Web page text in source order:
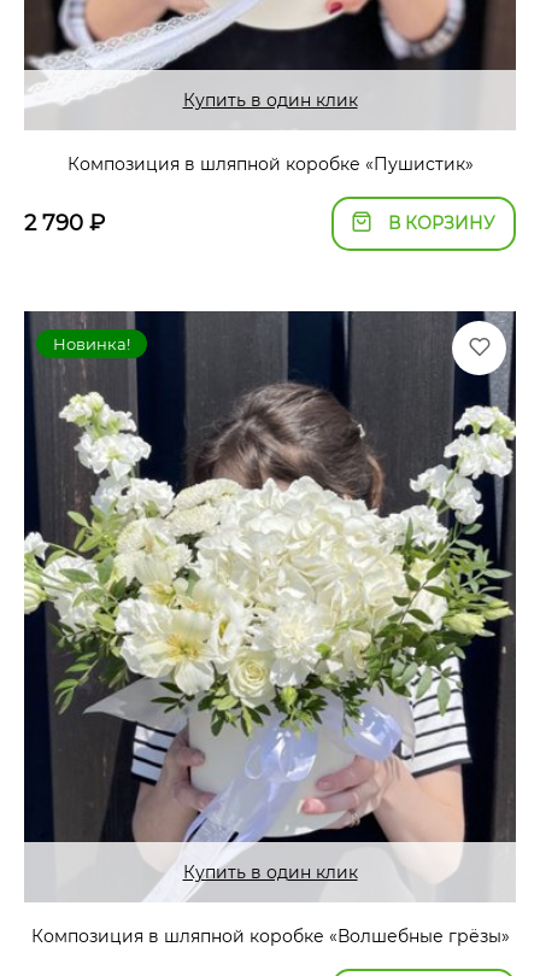
Купить в один клик
Композиция в шляпной коробке «Пушистик»
2 790 ₽ В КОРЗИНУ
Новинка!
Купить в один клик
Композиция в шляпной коробке «Волшебные грёзы»